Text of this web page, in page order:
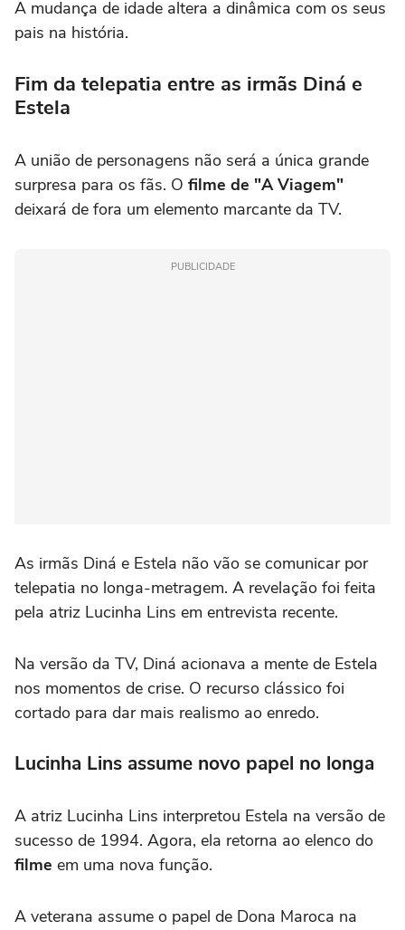
A mudança de idade altera a dinâmica com os seus
pais na história.
Fim da telepatia entre as irmãs Diná e
Estela
A união de personagens não será a única grande
surpresa para os fãs. O filme de "A Viagem"
deixará de fora um elemento marcante da TV.
PUBLICIDADE
As irmãs Diná e Estela não vão se comunicar por
telepatia no longa-metragem. A revelação foi feita
pela atriz Lucinha Lins em entrevista recente.
Na versão da TV, Diná acionava a mente de Estela
nos momentos de crise. O recurso clássico foi
cortado para dar mais realismo ao enredo.
Lucinha Lins assume novo papel no longa
A atriz Lucinha Lins interpretou Estela na versão de
sucesso de 1994. Agora, ela retorna ao elenco do
filme em uma nova função.
A veterana assume o papel de Dona Maroca na